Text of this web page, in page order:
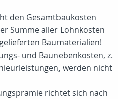
den Gesamtbaukosten
Summe aller Lohnkosten
Baumaterialien!
und Baunebenkosten, z.
werden nicht
richtet sich nach